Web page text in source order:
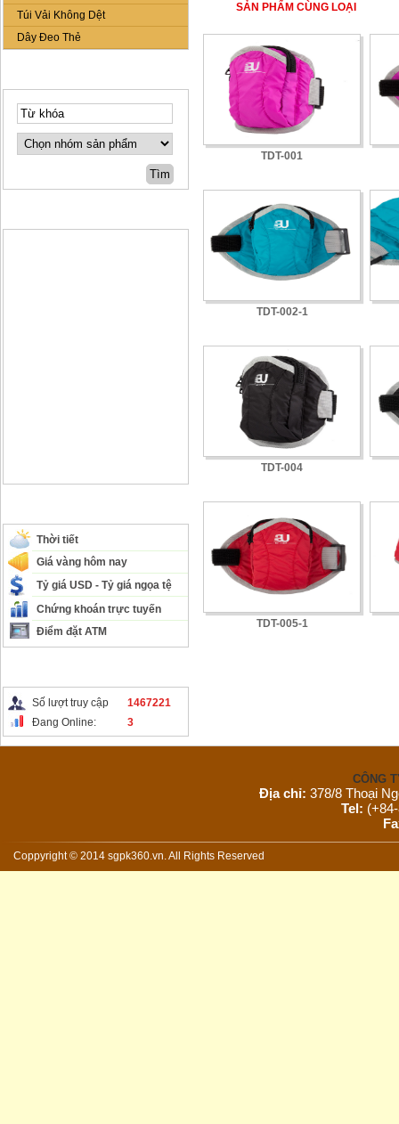
Túi Vải Không Dệt
Dây Đeo Thẻ
Thời tiết
Giá vàng hôm nay
Tỷ giá USD - Tỷ giá ngọa tệ
Chứng khoán trực tuyến
Điểm đặt ATM
Số lượt truy cập
1467221
Đang Online:
3
SẢN PHẨM CÙNG LOẠI
TDT-001
TDT-002-1
TDT-004
TDT-005-1
CÔNG
Địa chỉ: 378/8 Thoại
Tel:
Email:
Coppyright © 2014 sgpk360.vn. All Rights Reserved